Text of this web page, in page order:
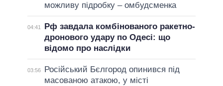
можливу підробку – омбудсменка
04:41
Рф завдала комбінованого ракетно-
дронового удару по Одесі: що
відомо про наслідки
03:56
Російський Бєлгород опинився під
масованою атакою, у місті